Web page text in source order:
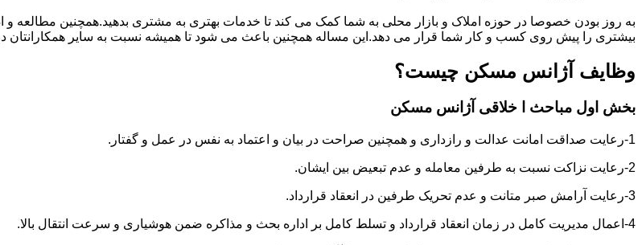
به روز بودن خصوصا در حوزه املاک و بازار محلی به شما کمک می کند تا خدمات بهتری به مشتری بدهید.همچنین مطالعه
بیشتری را پیش روی کسب و کار شما قرار می دهد.این مساله همچنین باعث می شود تا همیشه نسبت به سایر همکارانتان
وظایف آژانس مسکن چیست؟
بخش اول مباحث ا خلاقی آژانس مسکن
1-رعایت صداقت امانت عدالت و رازداری و همچنین صراحت در بیان و اعتماد به نفس در عمل و گفتار.
2-رعایت نزاکت نسبت به طرفین معامله و عدم تبعیض بین ایشان.
3-رعایت آرامش صبر متانت و عدم تحریک طرفین در انعقاد قرارداد.
4-اعمال مدیریت کامل در زمان انعقاد قرارداد و تسلط کامل بر اداره بحث و مذاکره ضمن هوشیاری و سرعت انتقال بالا.